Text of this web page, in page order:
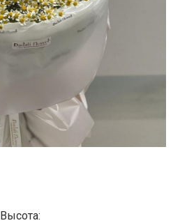
Высота: